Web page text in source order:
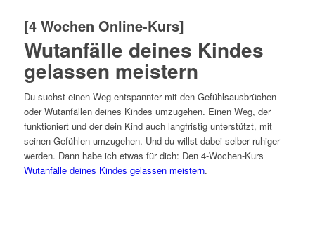
[4 Wochen Online-Kurs]
Wutanfälle deines Kindes
gelassen meistern
Du suchst einen Weg entspannter mit den Gefühlsausbrüchen
oder Wutanfällen deines Kindes umzugehen. Einen Weg, der
funktioniert und der dein Kind auch langfristig unterstützt, mit
seinen Gefühlen umzugehen. Und du willst dabei selber ruhiger
werden. Dann habe ich etwas für dich: Den 4-Wochen-Kurs
Wutanfälle deines Kindes gelassen meistern.